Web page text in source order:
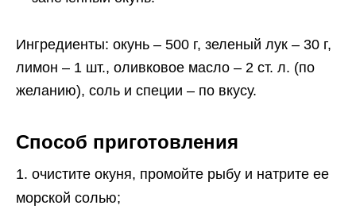
Ингредиенты: окунь – 500 г, зеленый лук – 30 г,
лимон – 1 шт., оливковое масло – 2 ст. л. (по
желанию), соль и специи – по вкусу.
Способ приготовления
очистите окуня, промойте рыбу и натрите ее
морской солью;